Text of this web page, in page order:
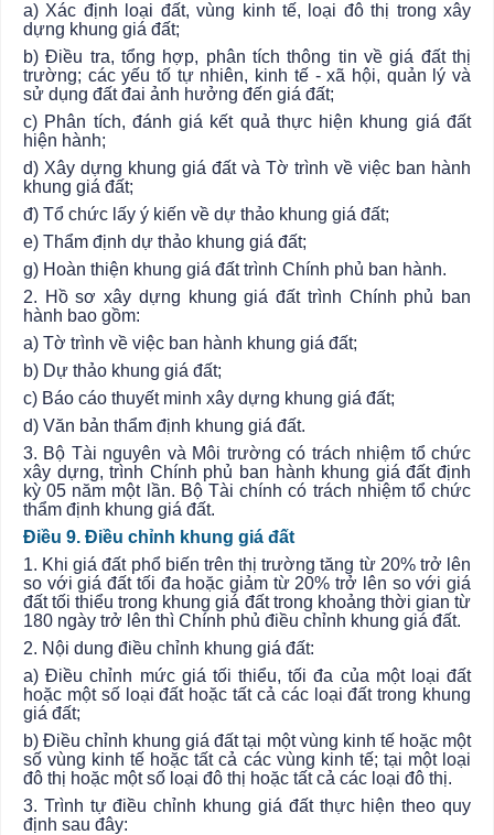
a) Xác định loại đất, vùng kinh tế, loại đô thị trong xây
dựng khung giá đất;
b) Điều tra, tổng hợp, phân tích thông tin về giá đất thị
trường; các yếu tố tự nhiên, kinh tế - xã hội, quản lý và
sử dụng đất đai ảnh hưởng đến giá đất;
c) Phân tích, đánh giá kết quả thực hiện khung giá đất
hiện hành;
d) Xây dựng khung giá đất và Tờ trình về việc ban hành
khung giá đất;
đ) Tổ chức lấy ý kiến về dự thảo khung giá đất;
e) Thẩm định dự thảo khung giá đất;
g) Hoàn thiện khung giá đất trình Chính phủ ban hành.
2. Hồ sơ xây dựng khung giá đất trình Chính phủ ban
hành bao gồm:
a) Tờ trình về việc ban hành khung giá đất;
b) Dự thảo khung giá đất;
c) Báo cáo thuyết minh xây dựng khung giá đất;
d) Văn bản thẩm định khung giá đất.
3. Bộ Tài nguyên và Môi trường có trách nhiệm tổ chức
xây dựng, trình Chính phủ ban hành khung giá đất định
kỳ 05 năm một lần. Bộ Tài chính có trách nhiệm tổ chức
thẩm định khung giá đất.
Điều 9. Điều chỉnh khung giá đất
1. Khi giá đất phổ biến trên thị trường tăng từ 20% trở lên
so với giá đất tối đa hoặc giảm từ 20% trở lên so với giá
đất tối thiểu trong khung giá đất trong khoảng thời gian từ
180 ngày trở lên thì Chính phủ điều chỉnh khung giá đất.
2. Nội dung điều chỉnh khung giá đất:
a) Điều chỉnh mức giá tối thiểu, tối đa của một loại đất
hoặc một số loại đất hoặc tất cả các loại đất trong khung
giá đất;
b) Điều chỉnh khung giá đất tại một vùng kinh tế hoặc một
số vùng kinh tế hoặc tất cả các vùng kinh tế; tại một loại
đô thị hoặc một số loại đô thị hoặc tất cả các loại đô thị.
3. Trình tự điều chỉnh khung giá đất thực hiện theo quy
định sau đây: